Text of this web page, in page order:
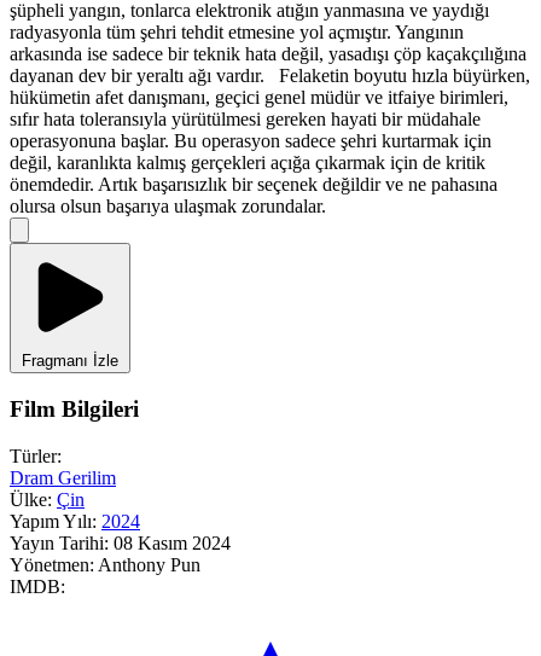
şüpheli yangın, tonlarca elektronik atığın yanmasına ve yaydığı
radyasyonla tüm şehri tehdit etmesine yol açmıştır. Yangının
arkasında ise sadece bir teknik hata değil, yasadışı çöp kaçakçılığına
dayanan dev bir yeraltı ağı vardır. Felaketin boyutu hızla büyürken,
hükümetin afet danışmanı, geçici genel müdür ve itfaiye birimleri,
sıfır hata toleransıyla yürütülmesi gereken hayati bir müdahale
operasyonuna başlar. Bu operasyon sadece şehri kurtarmak için
değil, karanlıkta kalmış gerçekleri açığa çıkarmak için de kritik
önemdedir. Artık başarısızlık bir seçenek değildir ve ne pahasına
olursa olsun başarıya ulaşmak zorundalar.
Fragmanı İzle
Film Bilgileri
Türler:
Dram Gerilim
Ülke: Çin
Yapım Yılı: 2024
Yayın Tarihi: 08 Kasım 2024
Yönetmen: Anthony Pun
IMDB: